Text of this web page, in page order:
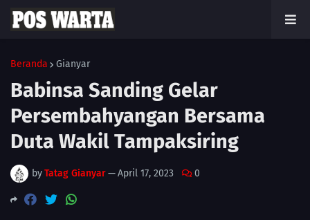
Beranda Gianyar
Babinsa Sanding Gelar
Persembahyangan Bersama
Duta Wakil Tampaksiring
byTatag Gianyar—April 17, 2023 0